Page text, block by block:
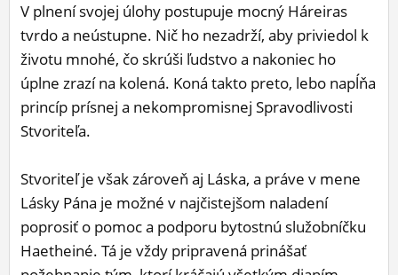
V plnení svojej úlohy postupuje mocný Háreiras
tvrdo a neústupne. Nič ho nezadrží, aby priviedol k
životu mnohé, čo skrúši ľudstvo a nakoniec ho
úplne zrazí na kolená. Koná takto preto, lebo napĺňa
princíp prísnej a nekompromisnej Spravodlivosti
Stvoriteľa.
Stvoriteľ je však zároveň aj Láska, a práve v mene
Lásky Pána je možné v najčistejšom naladení
poprosiť o pomoc a podporu bytostnú služobníčku
Haetheiné. Tá je vždy pripravená prinášať